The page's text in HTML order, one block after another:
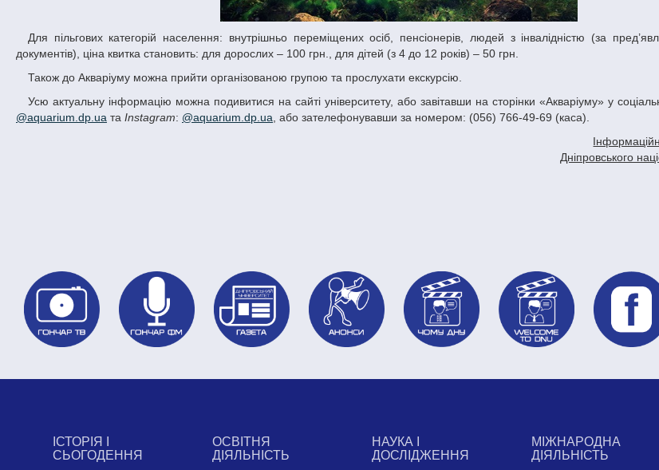
Для пільгових категорій населення: внутрішньо переміщених осіб, пенсіонерів, людей з інвалідністю (за пред’явленням підтверджуючих
документів), ціна квитка становить: для дорослих – 100 грн., для дітей (з 4 до 12 років) – 50 грн.
Також до Акваріуму можна прийти організованою групою та прослухати екскурсію.
Усю актуальну інформацію можна подивитися на сайті університету, або завітавши на сторінки «Акваріуму» у
@aquarium.dp.ua таInstagram: @aquarium.dp.ua , або зателефонувавши за номером: (056) 766-49-69 (каса).
Дніпровського
ІСТОРІЯ І
СЬОГОДЕННЯ
ОСВІТНЯ
ДІЯЛЬНІСТЬ
НАУКА І
ДОСЛІДЖЕННЯ
МІЖНАРОДНА
ДІЯЛЬНІСТЬ